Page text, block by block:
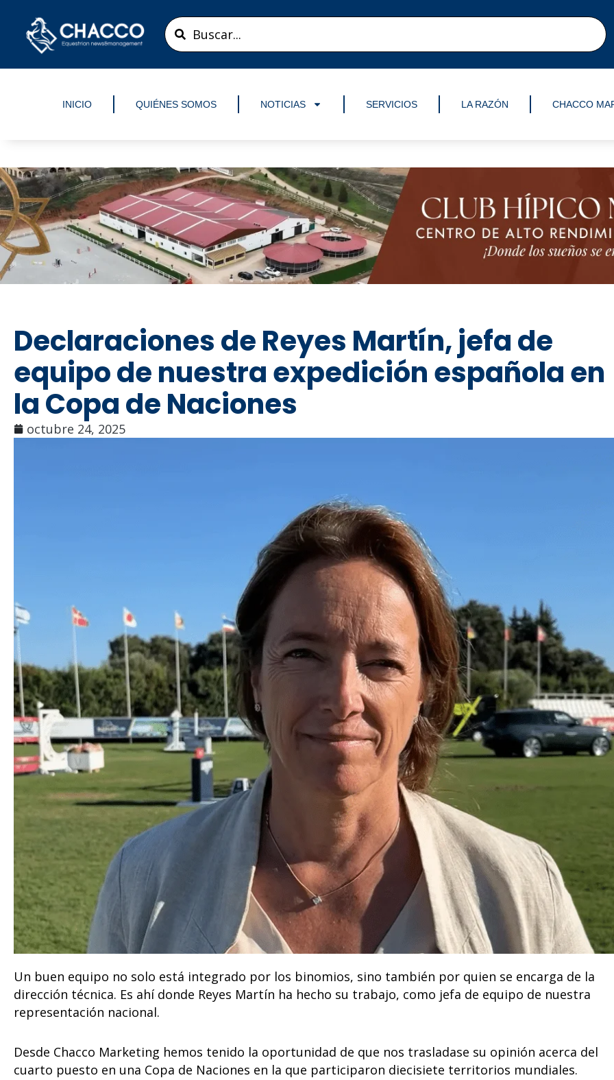
contenido
Search
...
INICIO QUIÉNES SOMOS NOTICIAS SERVICIOS LA RAZÓN CHACCO
Declaraciones de Reyes Martín, jefa de
equipo de nuestra expedición española en
la Copa de Naciones
octubre 24, 2025
Un buen equipo no solo está integrado por los binomios, sino también por quien se encarga de la
dirección técnica. Es ahí donde Reyes Martín ha hecho su trabajo, como jefa de equipo de nuestra
representación nacional.
Desde Chacco Marketing hemos tenido la oportunidad de que nos trasladase su opinión acerca del
cuarto puesto en una Copa de Naciones en la que participaron diecisiete territorios mundiales.